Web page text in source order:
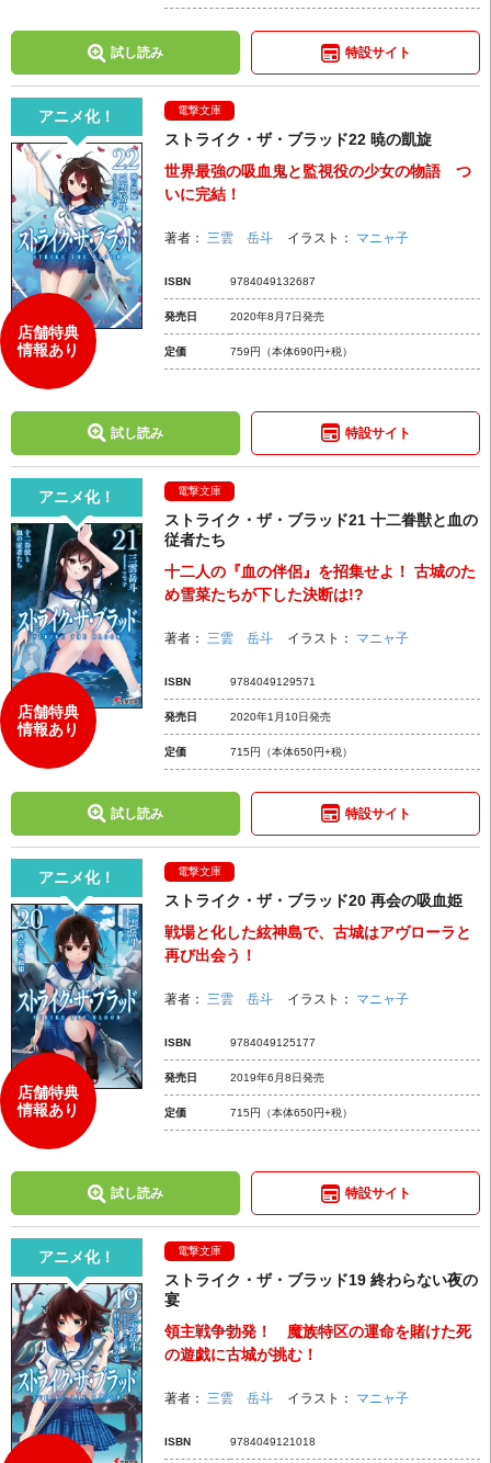
試し読み 特設サイト
アニメ化！
店舗特典
情報あり
電撃文庫
ストライク・ザ・ブラッド22 暁の凱旋
世界最強の吸血鬼と監視役の少女の物語 つ
いに完結！
著者： 三雲 岳斗 イラスト： マニャ子
ISBN 9784049132687
発売日 2020年8月7日発売
定価 759円 （本体690円+税）
試し読み 特設サイト
アニメ化！
店舗特典
情報あり
電撃文庫
ストライク・ザ・ブラッド21 十二眷獣と血の
従者たち
十二人の『血の伴侶』を招集せよ！ 古城のた
め雪菜たちが下した決断は!?
著者： 三雲 岳斗 イラスト： マニャ子
ISBN 9784049129571
発売日 2020年1月10日発売
定価 715円 （本体650円+税）
試し読み 特設サイト
アニメ化！
店舗特典
情報あり
電撃文庫
ストライク・ザ・ブラッド20 再会の吸血姫
戦場と化した絃神島で、古城はアヴローラと
再び出会う！
著者： 三雲 岳斗 イラスト： マニャ子
ISBN 9784049125177
発売日 2019年6月8日発売
定価 715円 （本体650円+税）
試し読み 特設サイト
アニメ化！ 電撃文庫
ストライク・ザ・ブラッド19 終わらない夜の
宴
領主戦争勃発！ 魔族特区の運命を賭けた死
の遊戯に古城が挑む！
著者： 三雲 岳斗 イラスト： マニャ子
ISBN 9784049121018